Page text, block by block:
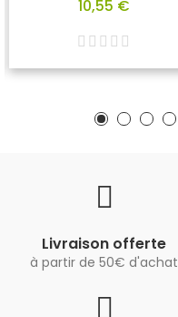
10,55 €
Livraison offerte
à partir de 50€ d'achat